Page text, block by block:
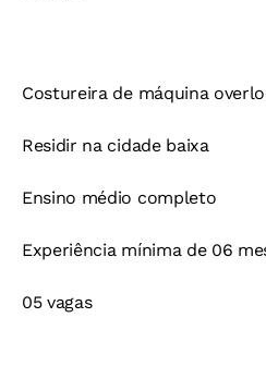
Costureira de máquina
Residir na cidade baixa
Ensino médio completo
Experiência mínima de 06
05 vagas